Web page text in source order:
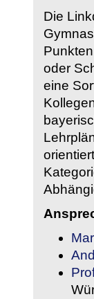
Die
oder
eine